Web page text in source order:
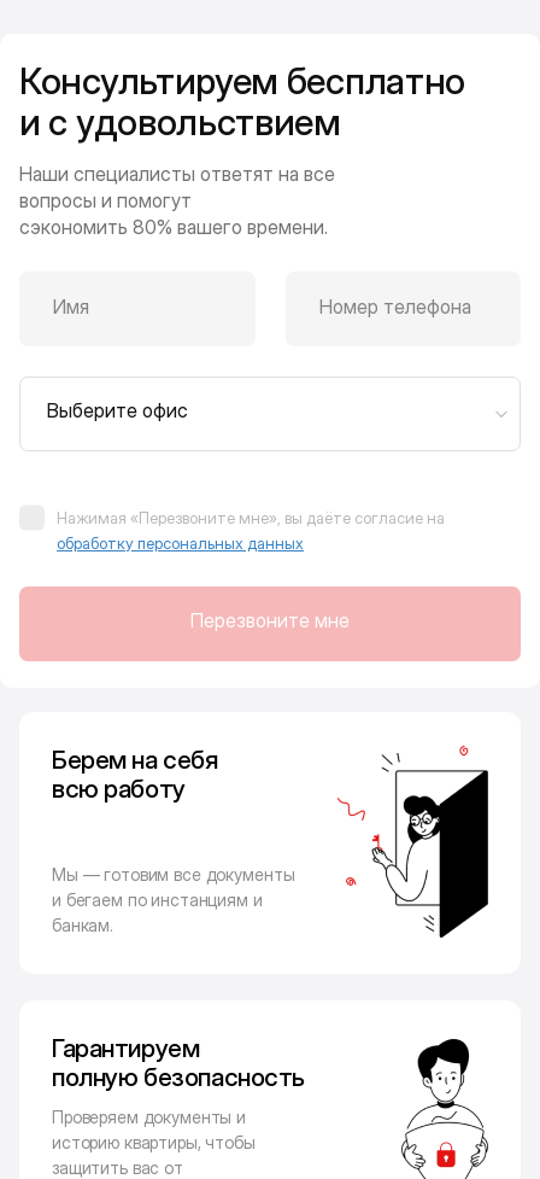
Консультируем бесплатно
и с удовольствием
Наши специалисты ответят на все
вопросы и помогут
сэкономить 80% вашего времени.
Имя Номер телефона
Выберите офис
Нажимая «Перезвоните мне», вы даёте согласие на
обработку персональных данных
Перезвоните мне
Берем на себя
всю работу
Мы — готовим все документы
и бегаем по инстанциям и
банкам.
Гарантируем
полную безопасность
Проверяем документы и
историю квартиры, чтобы
защитить вас от